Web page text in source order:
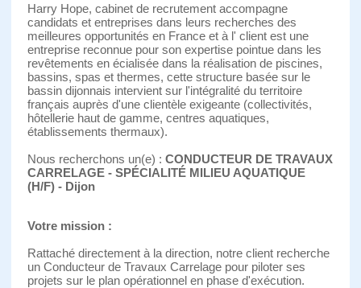
Harry Hope, cabinet de recrutement accompagne
candidats et entreprises dans leurs recherches des
meilleures opportunités en France et à l' client est une
entreprise reconnue pour son expertise pointue dans les
revêtements en écialisée dans la réalisation de piscines,
bassins, spas et thermes, cette structure basée sur le
bassin dijonnais intervient sur l'intégralité du territoire
français auprès d'une clientèle exigeante (collectivités,
hôtellerie haut de gamme, centres aquatiques,
établissements thermaux).
Nous recherchons un(e) : CONDUCTEUR DE TRAVAUX
CARRELAGE - SPÉCIALITÉ MILIEU AQUATIQUE
(H/F) - Dijon
Votre mission :
Rattaché directement à la direction, notre client recherche
un Conducteur de Travaux Carrelage pour piloter ses
projets sur le plan opérationnel en phase d'exécution.